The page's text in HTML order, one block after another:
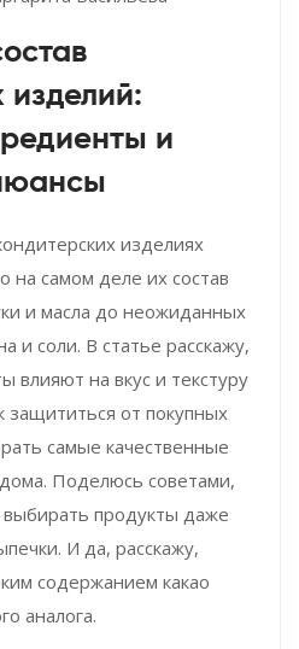
изделий:
и
изделиях
на самом деле их состав
и масла до неожиданных
и соли. В статье расскажу,
влияют на вкус и текстуру
от покупных
самые качественные
Поделюсь советами,
продукты даже
И да, расскажу,
содержанием какао
аналога.